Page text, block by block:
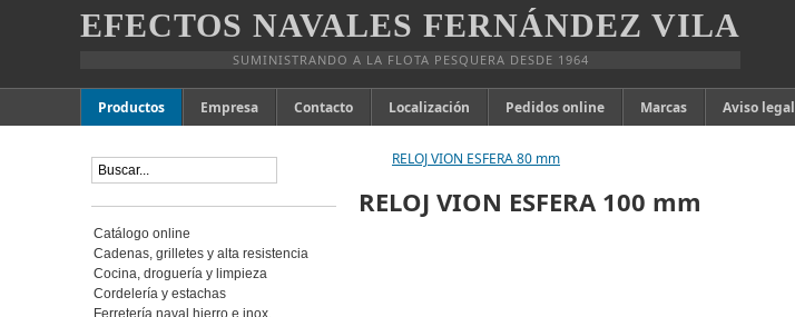
EFECTOS NAVALES FERNÁNDEZ VILA
SUMINISTRANDO A LA FLOTA PESQUERA DESDE 1964
Productos Empresa Contacto Localización Pedidos online Marcas Aviso legal
RELOJ VION ESFERA 80 mm
RELOJ VION ESFERA 100 mm
Catálogo online
Cadenas, grilletes y alta resistencia
Cocina, droguería y limpieza
Cordelería y estachas
Ferretería naval hierro e inox.